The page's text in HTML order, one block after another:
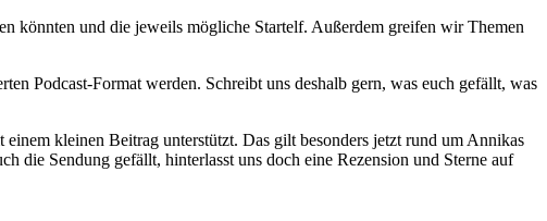
könnten und die jeweils mögliche Startelf. Außerdem greifen wir Themen
Podcast-Format werden. Schreibt uns deshalb gern, was euch gefällt, was
kleinen Beitrag unterstützt. Das gilt besonders jetzt rund um Annikas
die Sendung gefällt, hinterlasst uns doch eine Rezension und Sterne auf